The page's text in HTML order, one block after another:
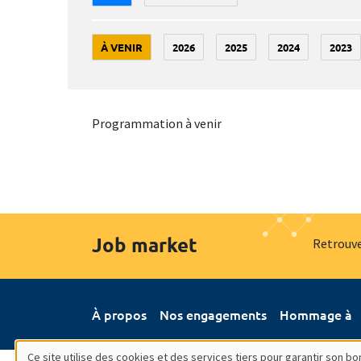
À VENIR 2026 2025 2024 2023
Programmation à venir
Job market
À propos Nos engagements Hommage à
Ce site utilise des cookies et des services tiers pour garantir son